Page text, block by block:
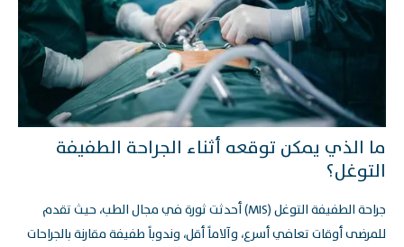
ما الذي يمكن توقعه أثناء الجراحة الطفيفة
التوغل؟
جراحة الطفيفة التوغل (MIS) أحدثت ثورة في مجال الطب، حيث تقدم
للمرضى أوقات تعافي أسرع، وآلاماً أقل، وندوباً طفيفة مقارنة بالجراحات